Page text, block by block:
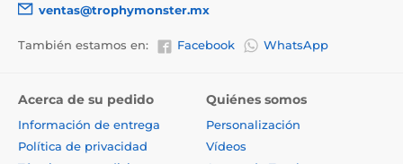
ventas@trophymonster.mx
También estamos en: Facebook WhatsApp
Acerca de su pedido
Información de entrega
Política de privacidad
Quiénes somos
Personalización
Vídeos